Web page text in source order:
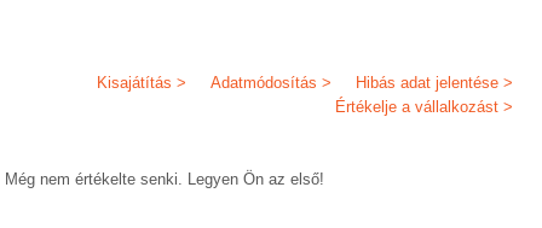
Hibás adat jelentése >
Adatmódosítás >
Kisajátítás >
Értékelje a vállalkozást >
Még nem értékelte senki. Legyen Ön az első!